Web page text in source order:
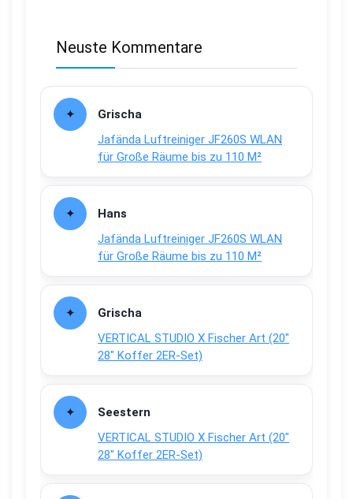
Neuste Kommentare
Grischa
Jafända Luftreiniger JF260S WLAN
für Große Räume bis zu 110 M²
Hans
Jafända Luftreiniger JF260S WLAN
für Große Räume bis zu 110 M²
Grischa
VERTICAL STUDIO X Fischer Art (20″
28″ Koffer 2ER-Set)
Seestern
VERTICAL STUDIO X Fischer Art (20″
28″ Koffer 2ER-Set)